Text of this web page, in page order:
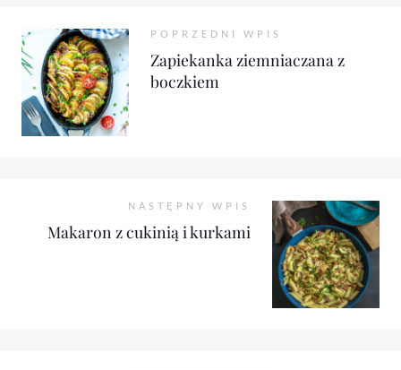
POPRZEDNI WPIS
Zapiekanka ziemniaczana z
boczkiem
NASTĘPNY WPIS
Makaron z cukinią i kurkami